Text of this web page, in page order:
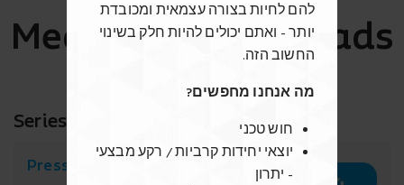
Media Kit Downloads
Series E Announcement
Press Release
להם לחיות בצורה עצמאית ומכובדת
יותר - ואתם יכולים להיות חלק בשינוי
החשוב הזה.
מה אנחנו מחפשים?
חוש טכני
יוצאי יחידות קרביות / רקע מבצעי
- יתרון